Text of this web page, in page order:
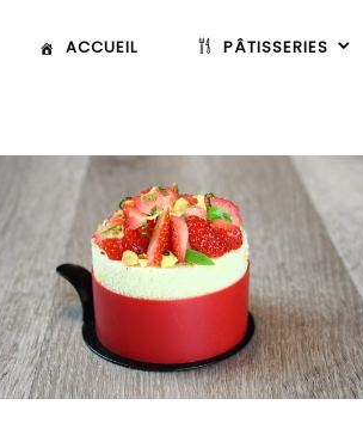
ACCUEIL PÂTISSERIES